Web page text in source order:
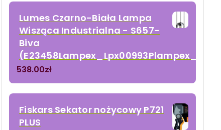
Lumes Czarno-Biała Lampa
Wisząca Industrialna - S657-
Biva
538.00zł
Fiskars Sekator nożycowy P721
PLUS